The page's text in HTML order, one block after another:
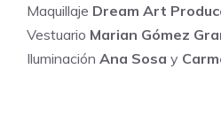
Maquillaje Dream Art
Vestuario Marian Gómez
Iluminación Ana Sosa y